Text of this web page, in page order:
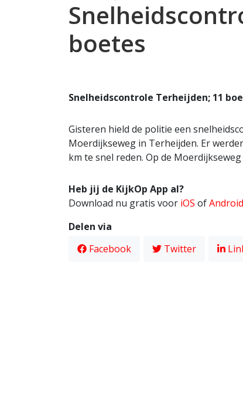
boetes
Snelheidscontrole Terheijden; 11
Gisteren hield de politie een
Moerdijkseweg in Terheijden. Er
km te snel reden. Op de
Heb jij de KijkOp App al?
Download nu gratis voor iOS ofAndroid
Delen via
Facebook
Twitter